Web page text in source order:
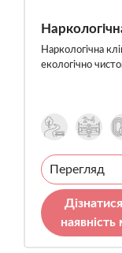
Наркологічна
екологічно
Перегляд
наявність